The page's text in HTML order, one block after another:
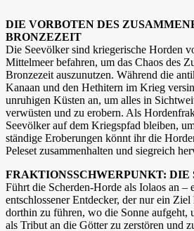
DIE VORBOTEN DES
BRONZEZEIT
Die Seevölker sind kriegerische Horden
Mittelmeer befahren, um das Chaos des
Bronzezeit auszunutzen. Während die
Kanaan und den Hethitern im Krieg
unruhigen Küsten an, um alles in
verwüsten und zu erobern. Als
Seevölker auf dem Kriegspfad bleiben,
ständige Eroberungen könnt ihr die
Peleset zusammenhalten und siegreich
FRAKTIONSSCHWERPUNKT: DIE
Führt die Scherden-Horde als Iolaos an –
entschlossener Entdecker, der nur ein
dorthin zu führen, wo die Sonne aufgeht,
als Tribut an die Götter zu zerstören und